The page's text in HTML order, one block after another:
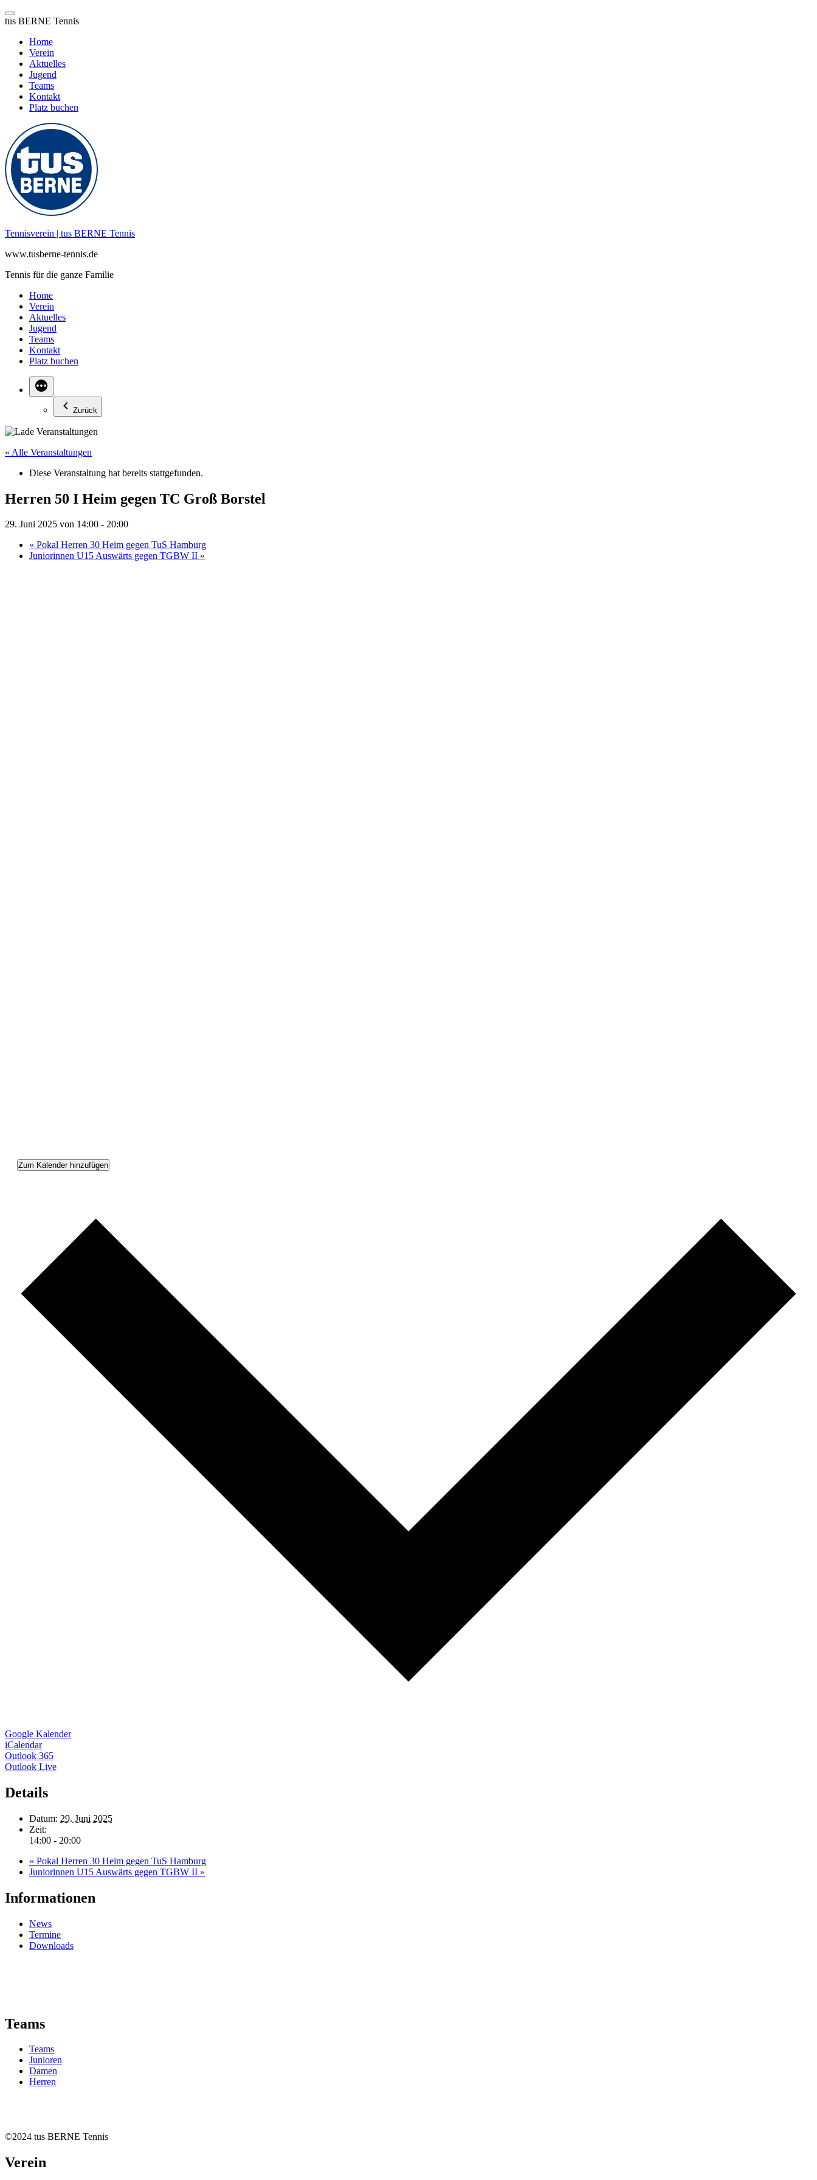
tus BERNE Tennis
Home
Verein
Aktuelles
Jugend
Teams
Kontakt
Platz buchen
Inhalt
springen
Tennisverein | tus BERNE Tennis
www.tusberne-tennis.de
Tennis für die ganze Familie
Home
Verein
Aktuelles
Jugend
Teams
Kontakt
Platz buchen
Zurück
« Alle Veranstaltungen
Diese Veranstaltung hat bereits stattgefunden.
Herren 50 I Heim gegen TC Groß Borstel
29. Juni 2025 von 14:00 - 20:00
« Pokal Herren 30 Heim gegen TuS Hamburg
Juniorinnen U15 Auswärts gegen TGBW II »
Zum Kalender hinzufügen
Google Kalender
iCalendar
Outlook 365
Outlook Live
Details
Datum: 29. Juni 2025
Zeit:
14:00 - 20:00
« Pokal Herren 30 Heim gegen TuS Hamburg
Juniorinnen U15 Auswärts gegen TGBW II »
Informationen
News
Termine
Downloads
Teams
Teams
Junioren
Damen
Herren
©2024 tus BERNE Tennis
Verein